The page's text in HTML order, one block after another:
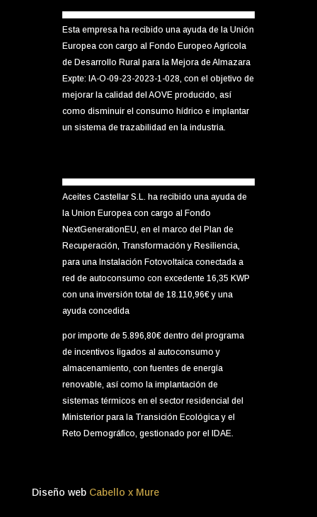
Esta empresa ha recibido una ayuda de la Unión
Europea con cargo al Fondo Europeo Agrícola
de Desarrollo Rural para la Mejora de Almazara
Expte: IA-O-09-23-2023-1-028, con el objetivo de
mejorar la calidad del AOVE producido, así
como disminuir el consumo hídrico e implantar
un sistema de trazabilidad en la industria.
Aceites Castellar S.L. ha recibido una ayuda de
la Union Europea con cargo al Fondo
NextGenerationEU, en el marco del Plan de
Recuperación, Transformación y Resiliencia,
para una Instalación Fotovoltaica conectada a
red de autoconsumo con excedente 16,35 KWP
con una inversión total de 18.110,96€ y una
ayuda concedida
por importe de 5.896,80€ dentro del programa
de incentivos ligados al autoconsumo y
almacenamiento, con fuentes de energía
renovable, así como la implantación de
sistemas térmicos en el sector residencial del
Ministerior para la Transición Ecológica y el
Reto Demográfico, gestionado por el IDAE.
Diseño web Cabello x Mure